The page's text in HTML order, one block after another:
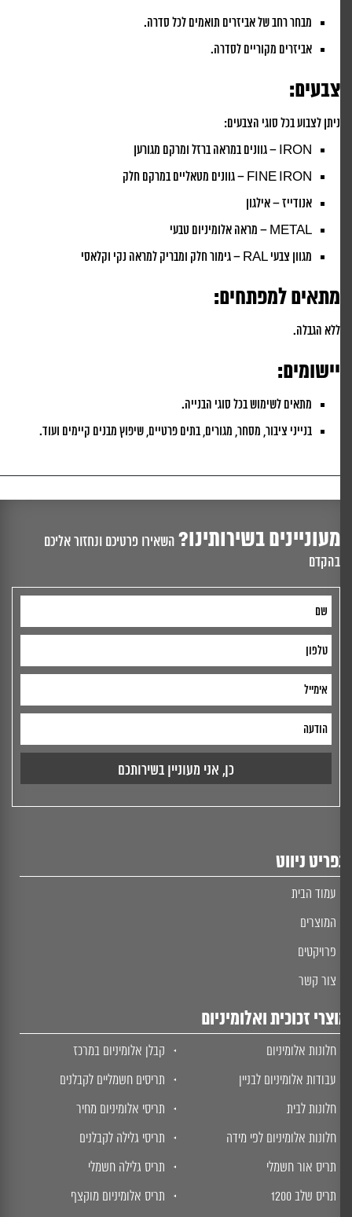
מבחר רחב של אביזרים תואמים לכל סדרה.
אביזרים מקוריים לסדרה.
צבעים:
ניתן לצבוע בכל סוגי הצבעים:
IRON – גוונים במראה ברזל ומרקם מגורען
FINE IRON – גוונים מטאליים במרקם חלק
אנודייז – אילגון
METAL – מראה אלומיניום טבעי
מגוון צבעי RAL – גימור חלק ומבריק למראה נקי וקלאסי
מתאים למפתחים:
ללא הגבלה.
יישומים:
מתאים לשימוש בכל סוגי הבנייה.
בנייני ציבור, מסחר, מגורים, בתים פרטיים, שיפוץ מבנים קיימים ועוד.
מעוניינים בשירותינו?השאירו פרטיכם ונחזור אליכם
בהקדם
ניווט
עמוד הבית
המוצרים
פרויקטים
צור קשר
זכוכית ואלומיניום
חלונות אלומיניום
עבודות אלומיניום לבניין
חלונות לבית
חלונות אלומיניום לפי מידה
תריס אור חשמלי
תריס שלב 1200
קבלן אלומיניום במרכז
תריסים חשמליים לקבלנים
תריסי אלומיניום מחיר
תריסי גלילה לקבלנים
תריס גלילה חשמלי
תריס אלומיניום מוקצף